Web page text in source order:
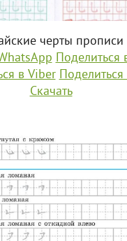
черты прописи
Поделиться
в Viber
Скачать